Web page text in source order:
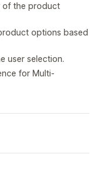
of the product
options based
user selection.
for Multi-